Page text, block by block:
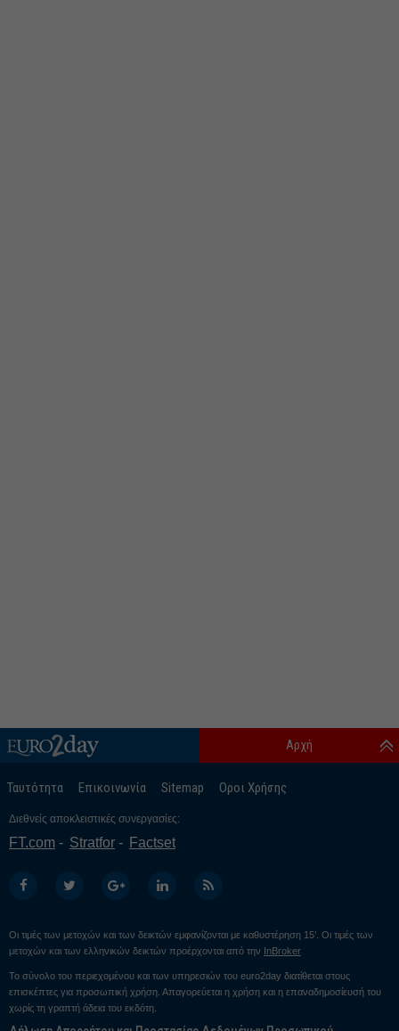
Ταυτότητα Επικοινωνία Sitemap Οροι Χρήσης
Αρχή
Διεθνείς αποκλειστικές συνεργασίες:
FT.com Stratfor Factset
Οι τιμές των μετοχών και των δεικτών εμφανίζονται με καθυστέρηση 15’. Οι τιμές των
μετοχών και των ελληνικών δεικτών προέρχονται από την InBroker
Το σύνολο του περιεχομένου και των υπηρεσιών του euro2day διατίθεται στους
επισκέπτες για προσωπική χρήση. Απαγορεύεται η χρήση και η επαναδημοσίευσή του
χωρίς τη γραπτή άδεια του εκδότη.